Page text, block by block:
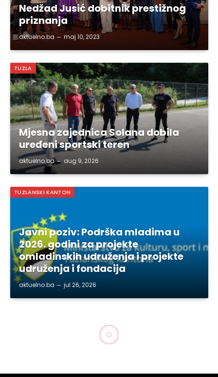
Nedžad Jusić dobitnik prestižnog
priznanja
aktuelno.ba maj 10, 2023
TUZLA
Mjesna zajednica Solana dobila
uređeni sportski teren
aktuelno.ba aug 9, 2026
TUZLANSKI KANTON
Javni poziv: Podrška mladima u
2026. godini za projekte
omladinskih udruženja i projekte
udruženja i fondacija
aktuelno.ba jul 26, 2026